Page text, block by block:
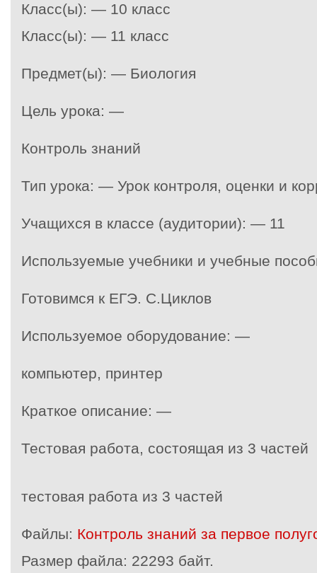
Класс(ы): — 10 класс
Класс(ы): — 11 класс
Предмет(ы): — Биология
Цель урока: —
Контроль знаний
Тип урока: — Урок контроля, оценки и
Учащихся в классе (аудитории): — 11
Используемые учебники и учебные
Готовимся к ЕГЭ. С.Циклов
Используемое оборудование: —
компьютер, принтер
Краткое описание: —
Тестовая работа, состоящая из 3 частей
тестовая работа из 3 частей
Файлы: Контроль знаний за первое
Размер файла: 22293 байт.